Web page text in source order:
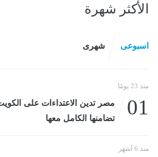
الأكثر شهرة
اسبوعى شهرى
منذ 23 يومًا
01
مصر تدين الاعتداءات على
تضامنها الكامل معها
منذ 6 أشهر